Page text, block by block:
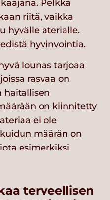
Pelkkä
riitä, vaikka
hyvälle aterialle.
hyvinvointia.
lounas tarjoaa
rasvaa on
haitallisen
on kiinnitetty
ei ole
määrän on
esimerkiksi
terveellisen